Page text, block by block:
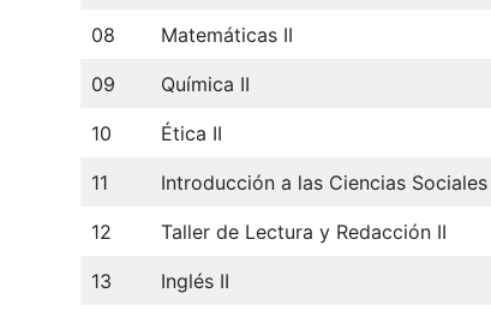
08 Matemáticas II
09 Química II
10 Ética II
11 Introducción a las Ciencias Sociales
12 Taller de Lectura y Redacción II
13 Inglés II